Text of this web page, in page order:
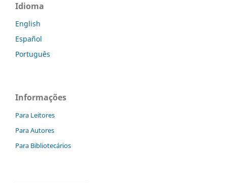
Idioma
English
Español
Português
Informações
Para Leitores
Para Autores
Para Bibliotecários